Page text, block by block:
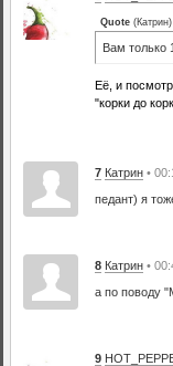
Quote (Катрин)
Вам только
Её, и
"корки до
7 Катрин •
педант) я
8 Катрин •
а по поводу
9